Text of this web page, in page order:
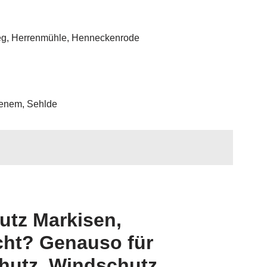
Herrenmühle, Henneckenrode
Sehlde
Markisen,
Genauso für